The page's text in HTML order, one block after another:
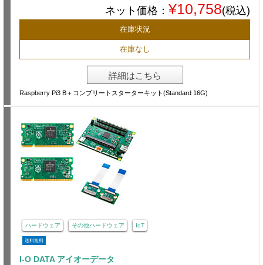
ネット価格： ¥10,758(税込)
在庫状況
在庫なし
詳細はこちら
Raspberry Pi3 B＋コンプリートスターターキット(Standard 16G)
ハードウェア その他ハードウェア IoT
送料無料
I-O DATA アイオーデータ